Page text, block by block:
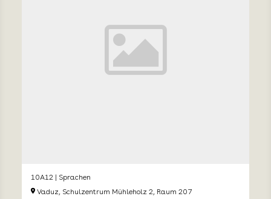
10A12 | Sprachen
Vaduz, Schulzentrum Mühleholz 2, Raum 207